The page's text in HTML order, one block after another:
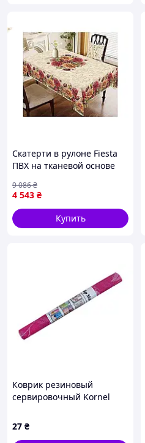
Скатерти в рулоне Fiesta
ПВХ на тканевой основе
оформления праздников
4 543 ₴
9 086₴
Купить
Коврик резиновый
сервировочный Kornel
27 ₴